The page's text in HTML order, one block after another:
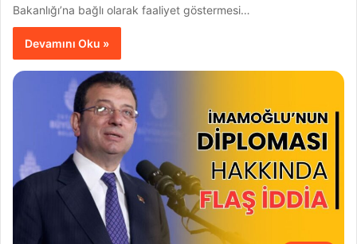
Bakanlığı’na bağlı olarak faaliyet göstermesi…
Devamını Oku »